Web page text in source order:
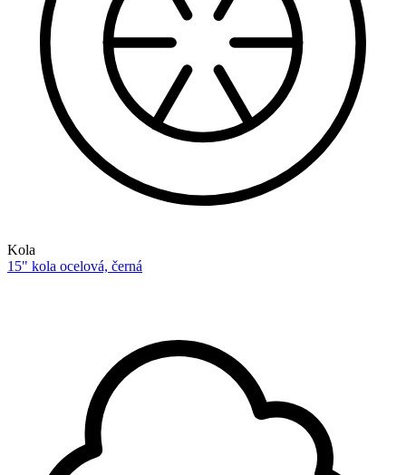
Kola
15" kola ocelová, černá